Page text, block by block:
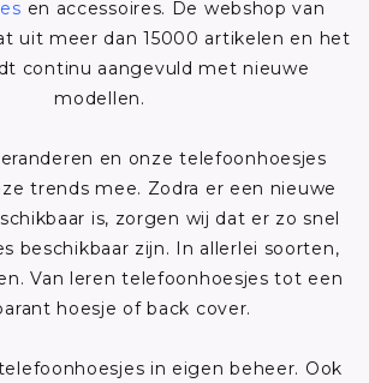
en accessoires. De webshop van
uit meer dan 15000 artikelen en het
continu aangevuld met nieuwe
modellen.
en onze telefoonhoesjes
trends mee. Zodra er een nieuwe
is, zorgen wij dat er zo snel
beschikbaar zijn. In allerlei soorten,
Van leren telefoonhoesjes tot een
hoesje of back cover.
in eigen beheer. Ook